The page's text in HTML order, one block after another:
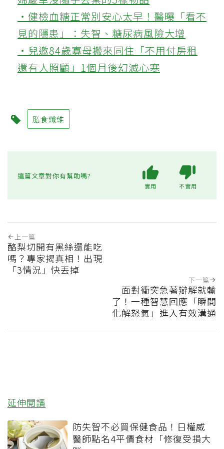
‧健檢血糖正常別安心太早！醫曝「看不
見的隱患」：失智、糖尿病風險大增
‧兒邀84歲寡母搬來同住「不用付房租
還有人照顧」1個月後幻滅心寒
膳食纖維
這篇文章對你有幫助嗎?
實用 不實用
上一篇
酪梨切開有黑絲還能吃
嗎？專家揭真相！出現
「3情況」快丟掉
下一篇
面對衝突急著辯解就輸
了！一種智慧回應「瞬間
化解怒氣」進入有效溝通
延伸閱讀
防失智不必買保健食品！日權威
醫師點名4平價食材「修復受損大